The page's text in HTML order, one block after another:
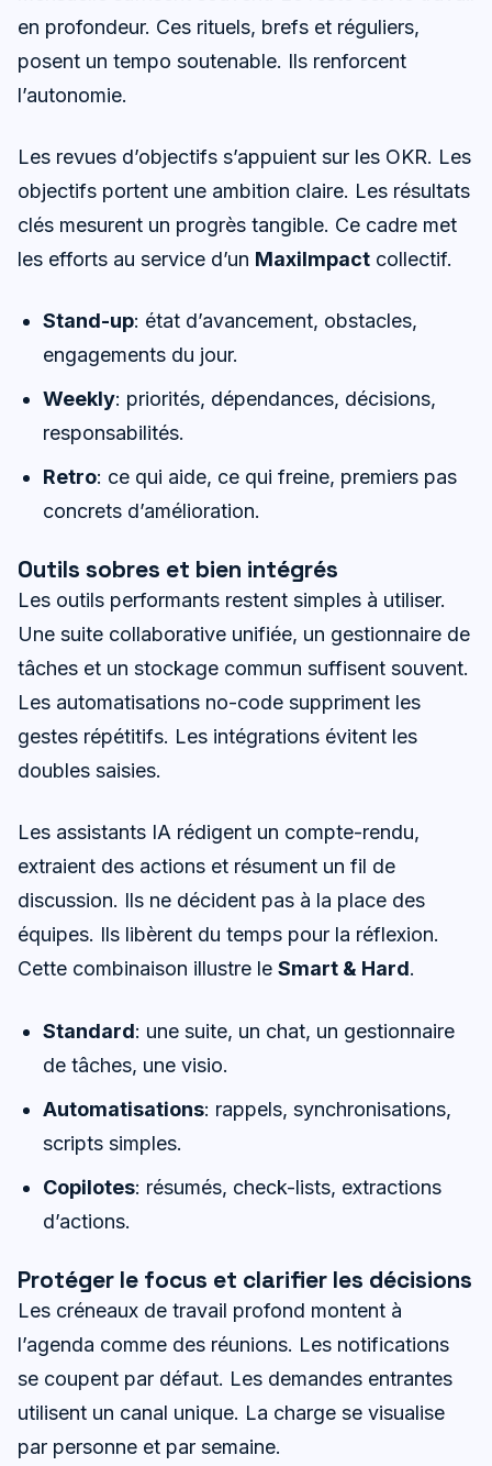
en profondeur. Ces rituels, brefs et réguliers,
posent un tempo soutenable. Ils renforcent
l’autonomie.
Les revues d’objectifs s’appuient sur les OKR. Les
objectifs portent une ambition claire. Les résultats
clés mesurent un progrès tangible. Ce cadre met
les efforts au service d’un MaxiImpact collectif.
Stand-up: état d’avancement, obstacles,
engagements du jour.
Weekly: priorités, dépendances, décisions,
responsabilités.
Retro: ce qui aide, ce qui freine, premiers pas
concrets d’amélioration.
Outils sobres et bien intégrés
Les outils performants restent simples à utiliser.
Une suite collaborative unifiée, un gestionnaire de
tâches et un stockage commun suffisent souvent.
Les automatisations no-code suppriment les
gestes répétitifs. Les intégrations évitent les
doubles saisies.
Les assistants IA rédigent un compte-rendu,
extraient des actions et résument un fil de
discussion. Ils ne décident pas à la place des
équipes. Ils libèrent du temps pour la réflexion.
Cette combinaison illustre le Smart & Hard.
Standard: une suite, un chat, un gestionnaire
de tâches, une visio.
Automatisations: rappels, synchronisations,
scripts simples.
Copilotes: résumés, check-lists, extractions
d’actions.
Protéger le focus et clarifier les décisions
Les créneaux de travail profond montent à
l’agenda comme des réunions. Les notifications
se coupent par défaut. Les demandes entrantes
utilisent un canal unique. La charge se visualise
par personne et par semaine.